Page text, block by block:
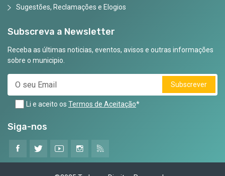
Sugestões, Reclamações e Elogios
Subscreva a Newsletter
Receba as últimas noticias, eventos, avisos e outras informações
sobre o municipio.
Subscrever
Li e aceito os Termos de Aceitação*
Siga-nos